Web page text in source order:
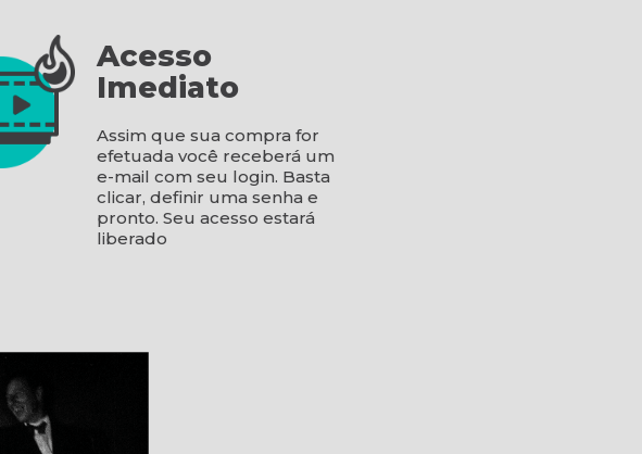
Acesso
Imediato
Assim que sua compra for
efetuada você receberá um
e-mail com seu login. Basta
clicar, definir uma senha e
pronto. Seu acesso estará
liberado